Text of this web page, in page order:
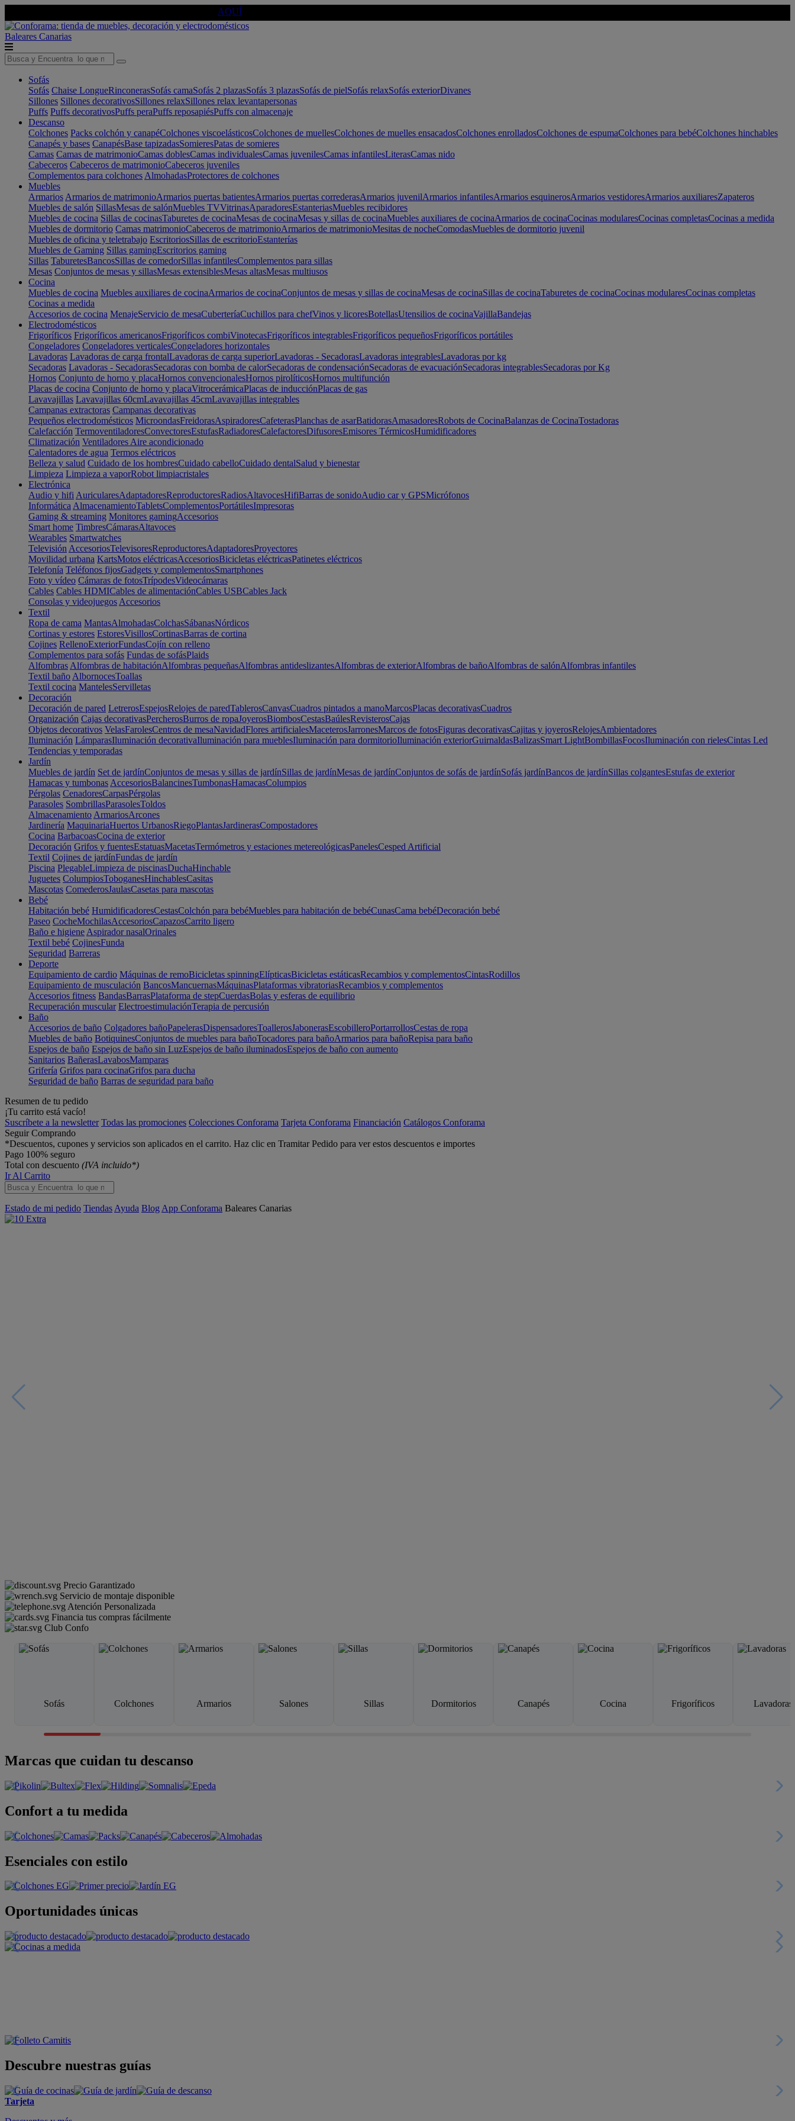
AQUÍ
Baleares Canarias
Sofás
Sofás Chaise LongueRinconerasSofás camaSofás 2 plazasSofás 3 plazasSofás de pielSofás relaxSofás exteriorDivanes
Sillones Sillones decorativosSillones relaxSillones relax levantapersonas
Puffs Puffs decorativosPuffs peraPuffs reposapiésPuffs con almacenaje
Descanso
Colchones Packs colchón y canapéColchones viscoelásticosColchones de muellesColchones de muelles ensacadosColchones enrolladosColchones de espumaColchones para bebéColchones hinchables
Canapés y bases CanapésBase tapizadasSomieresPatas de somieres
Camas Camas de matrimonioCamas doblesCamas individualesCamas juvenilesCamas infantilesLiterasCamas nido
Cabeceros Cabeceros de matrimonioCabeceros juveniles
Complementos para colchones AlmohadasProtectores de colchones
Muebles
Armarios Armarios de matrimonioArmarios puertas batientesArmarios puertas correderasArmarios juvenilArmarios infantilesArmarios esquinerosArmarios vestidoresArmarios auxiliaresZapateros
Muebles de salón SillasMesas de salónMuebles TVVitrinasAparadoresEstanteriasMuebles recibidores
Muebles de cocina Sillas de cocinasTaburetes de cocinaMesas de cocinaMesas y sillas de cocinaMuebles auxiliares de cocinaArmarios de cocinaCocinas modularesCocinas completasCocinas a medida
Muebles de dormitorio Camas matrimonioCabeceros de matrimonioArmarios de matrimonioMesitas de nocheComodasMuebles de dormitorio juvenil
Muebles de oficina y teletrabajo EscritoriosSillas de escritorioEstanterías
Muebles de Gaming Sillas gamingEscritorios gaming
Sillas TaburetesBancosSillas de comedorSillas infantilesComplementos para sillas
Mesas Conjuntos de mesas y sillasMesas extensiblesMesas altasMesas multiusos
Cocina
Muebles de cocina Muebles auxiliares de cocinaArmarios de cocinaConjuntos de mesas y sillas de cocinaMesas de cocinaSillas de cocinaTaburetes de cocinaCocinas modularesCocinas completas
Cocinas a medida
Accesorios de cocina MenajeServicio de mesaCuberteríaCuchillos para chefVinos y licoresBotellasUtensilios de cocinaVajillaBandejas
Electrodomésticos
Frigoríficos Frigoríficos americanosFrigoríficos combiVinotecasFrigoríficos integrablesFrigoríficos pequeñosFrigoríficos portátiles
Congeladores Congeladores verticalesCongeladores horizontales
Lavadoras Lavadoras de carga frontalLavadoras de carga superiorLavadoras - SecadorasLavadoras integrablesLavadoras por kg
Secadoras Lavadoras - SecadorasSecadoras con bomba de calorSecadoras de condensaciónSecadoras de evacuaciónSecadoras integrablesSecadoras por Kg
Hornos Conjunto de horno y placaHornos convencionalesHornos pirolíticosHornos multifunción
Placas de cocina Conjunto de horno y placaVitrocerámicaPlacas de inducciónPlacas de gas
Lavavajillas Lavavajillas 60cmLavavajillas 45cmLavavajillas integrables
Campanas extractoras Campanas decorativas
Pequeños electrodomésticos MicroondasFreidorasAspiradoresCafeterasPlanchas de asarBatidorasAmasadoresRobots de CocinaBalanzas de CocinaTostadoras
Calefacción TermoventiladoresConvectoresEstufasRadiadoresCalefactoresDifusoresEmisores TérmicosHumidificadores
Climatización Ventiladores Aire acondicionado
Calentadores de agua Termos eléctricos
Belleza y salud Cuidado de los hombresCuidado cabelloCuidado dentalSalud y bienestar
Limpieza Limpieza a vaporRobot limpiacristales
Electrónica
Audio y hifi AuricularesAdaptadoresReproductoresRadiosAltavocesHifiBarras de sonidoAudio car y GPSMicrófonos
Informática AlmacenamientoTabletsComplementosPortátilesImpresoras
Gaming & streaming Monitores gamingAccesorios
Smart home TimbresCámarasAltavoces
Wearables Smartwatches
Televisión AccesoriosTelevisoresReproductoresAdaptadoresProyectores
Movilidad urbana KartsMotos eléctricasAccesoriosBicicletas eléctricasPatinetes eléctricos
Telefonía Teléfonos fijosGadgets y complementosSmartphones
Foto y vídeo Cámaras de fotosTrípodesVideocámaras
Cables Cables HDMICables de alimentaciónCables USBCables Jack
Consolas y videojuegos Accesorios
Textil
Ropa de cama MantasAlmohadasColchasSábanasNórdicos
Cortinas y estores EstoresVisillosCortinasBarras de cortina
Cojines RellenoExteriorFundasCojín con relleno
Complementos para sofás Fundas de sofásPlaids
Alfombras Alfombras de habitaciónAlfombras pequeñasAlfombras antideslizantesAlfombras de exteriorAlfombras de bañoAlfombras de salónAlfombras infantiles
Textil baño AlbornocesToallas
Textil cocina MantelesServilletas
Decoración
Decoración de pared LetrerosEspejosRelojes de paredTablerosCanvasCuadros pintados a manoMarcosPlacas decorativasCuadros
Organización Cajas decorativasPercherosBurros de ropaJoyerosBiombosCestasBaúlesRevisterosCajas
Objetos decorativos VelasFarolesCentros de mesaNavidadFlores artificialesMaceterosJarronesMarcos de fotosFiguras decorativasCajitas y joyerosRelojesAmbientadores
Iluminación LámparasIluminación decorativaIluminación para mueblesIluminación para dormitorioIluminación exteriorGuirnaldasBalizasSmart LightBombillasFocosIluminación con rielesCintas Led
Tendencias y temporadas
Jardín
Muebles de jardín Set de jardínConjuntos de mesas y sillas de jardínSillas de jardínMesas de jardínConjuntos de sofás de jardínSofás jardínBancos de jardínSillas colgantesEstufas de exterior
Hamacas y tumbonas AccesoriosBalancinesTumbonasHamacasColumpios
Pérgolas CenadoresCarpasPérgolas
Parasoles SombrillasParasolesToldos
Almacenamiento ArmariosArcones
Jardinería MaquinariaHuertos UrbanosRiegoPlantasJardinerasCompostadores
Cocina BarbacoasCocina de exterior
Decoración Grifos y fuentesEstatuasMacetasTermómetros y estaciones metereológicasPanelesCesped Artificial
Textil Cojines de jardínFundas de jardín
Piscina PlegableLimpieza de piscinasDuchaHinchable
Juguetes ColumpiosToboganesHinchablesCasitas
Mascotas ComederosJaulasCasetas para mascotas
Bebé
Habitación bebé HumidificadoresCestasColchón para bebéMuebles para habitación de bebéCunasCama bebéDecoración bebé
Paseo CocheMochilasAccesoriosCapazosCarrito ligero
Baño e higiene Aspirador nasalOrinales
Textil bebé CojinesFunda
Seguridad Barreras
Deporte
Equipamiento de cardio Máquinas de remoBicicletas spinningElípticasBicicletas estáticasRecambios y complementosCintasRodillos
Equipamiento de musculación BancosMancuernasMáquinasPlataformas vibratoriasRecambios y complementos
Accesorios fitness BandasBarrasPlataforma de stepCuerdasBolas y esferas de equilibrio
Recuperación muscular ElectroestimulaciónTerapia de percusión
Baño
Accesorios de baño Colgadores bañoPapelerasDispensadoresToallerosJabonerasEscobilleroPortarrollosCestas de ropa
Muebles de baño BotiquinesConjuntos de muebles para bañoTocadores para bañoArmarios para bañoRepisa para baño
Espejos de baño Espejos de baño sin LuzEspejos de baño iluminadosEspejos de baño con aumento
Sanitarios BañerasLavabosMamparas
Grifería Grifos para cocinaGrifos para ducha
Seguridad de baño Barras de seguridad para baño
Resumen de tu pedido
¡Tu carrito está vacío!
Suscríbete a la newsletter Todas las promociones Colecciones Conforama Tarjeta Conforama Financiación Catálogos Conforama
Seguir Comprando
*Descuentos, cupones y servicios son aplicados en el carrito. Haz clic en Tramitar Pedido para ver estos descuentos e importes
Pago 100% seguro
Total con descuento (IVA incluido*)
Ir Al Carrito
Estado de mi pedido Tiendas Ayuda Blog App Conforama Baleares Canarias
Precio Garantizado
Servicio de montaje disponible
Atención Personalizada
Financia tus compras fácilmente
Club Confo
Sofás Colchones Armarios Salones Sillas Dormitorios Canapés Cocina Frigoríficos Lavadoras
Marcas que cuidan tu descanso
Confort a tu medida
Esenciales con estilo
Oportunidades únicas
Descubre nuestras guías
Tarjeta